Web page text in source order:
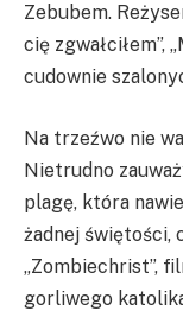
Zebubem.
cię zgwałciłem”,
cudownie
Na trzeźwo nie
Nietrudno
plagę, która
żadnej świętości,
„Zombiechrist”,
gorliwego